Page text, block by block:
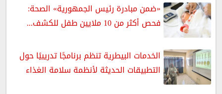
«ضمن مبادرة رئيس الجمهورية» الصحة:
فحص أكثر من 10 ملايين طفل للكشف...
الخدمات البيطرية تنظم برنامجًا تدريبيًا حول
التطبيقات الحديثة لأنظمة سلامة الغذاء